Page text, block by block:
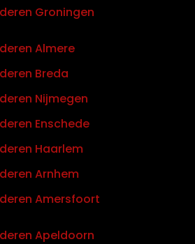
Groningen
Almere
Breda
Nijmegen
Enschede
Haarlem
Arnhem
Amersfoort
Apeldoorn